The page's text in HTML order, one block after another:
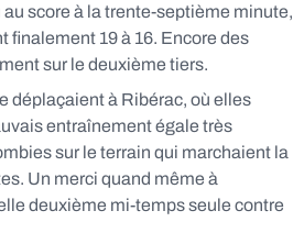
score à la trente-septième minute,
finalement 19 à 16. Encore des
sur le deuxième tiers.
déplaçaient à Ribérac, où elles
entraînement égale très
sur le terrain qui marchaient la
Un merci quand même à
deuxième mi-temps seule contre